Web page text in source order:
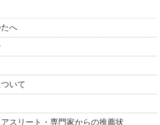
へ
いて
スリート・専門家からの推薦状